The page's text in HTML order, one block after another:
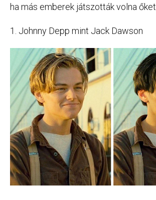
ha más emberek játszották volna őket.
1. Johnny Depp mint Jack Dawson